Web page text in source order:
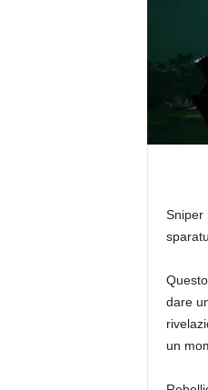
Sniper
dare
un